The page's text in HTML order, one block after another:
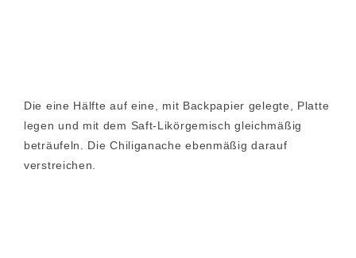
Die eine Hälfte auf eine, mit Backpapier gelegte, Platte
legen und mit dem Saft-Likörgemisch gleichmäßig
beträufeln. Die Chiliganache ebenmäßig darauf
verstreichen.